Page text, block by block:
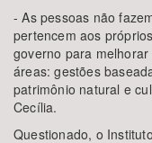
- As pessoas não
pertencem aos
governo para
áreas: gestões
patrimônio natural e
Cecília.
Questionado, o